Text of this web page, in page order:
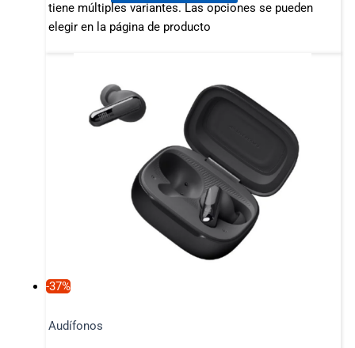
tiene múltiples variantes. Las opciones se pueden
elegir en la página de producto
-37%
Audífonos